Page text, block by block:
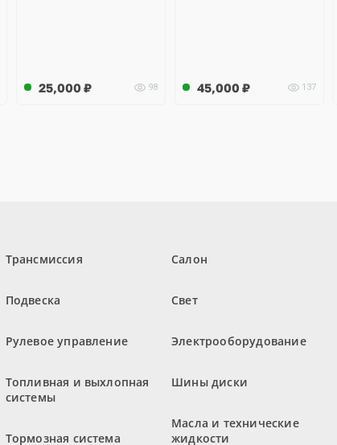
25,000 ₽ 98 45,000 ₽ 137
Трансмиссия
Подвеска
Рулевое управление
Топливная и выхлопная
системы
Тормозная система
Салон
Свет
Электрооборудование
Шины диски
Масла и технические
жидкости